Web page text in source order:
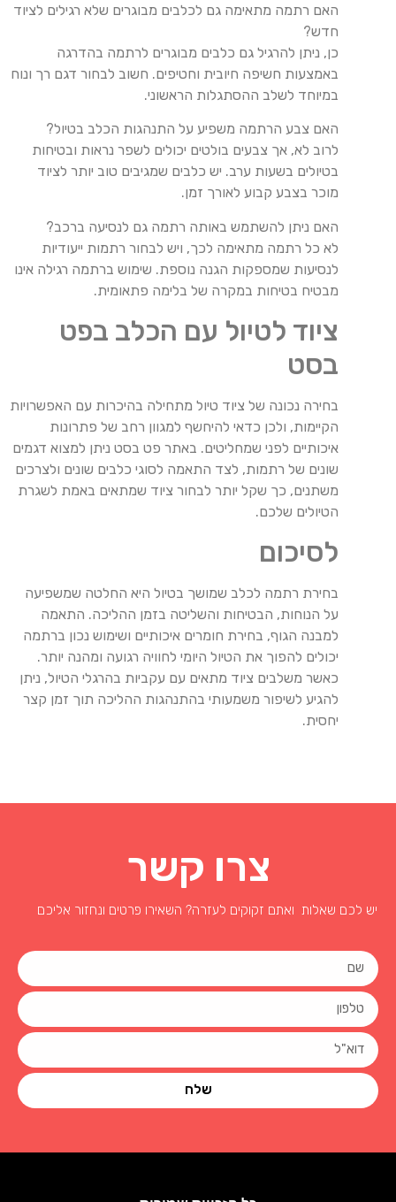
האם רתמה מתאימה גם לכלבים מבוגרים שלא רגילים לציוד
חדש?
כן, ניתן להרגיל גם כלבים מבוגרים לרתמה בהדרגה
באמצעות חשיפה חיובית וחטיפים. חשוב לבחור דגם רך ונוח
במיוחד לשלב ההסתגלות הראשוני.
האם צבע הרתמה משפיע על התנהגות הכלב בטיול?
לרוב לא, אך צבעים בולטים יכולים לשפר נראות ובטיחות
בטיולים בשעות ערב. יש כלבים שמגיבים טוב יותר לציוד
מוכר בצבע קבוע לאורך זמן.
האם ניתן להשתמש באותה רתמה גם לנסיעה ברכב?
לא כל רתמה מתאימה לכך, ויש לבחור רתמות ייעודיות
לנסיעות שמספקות הגנה נוספת. שימוש ברתמה רגילה אינו
מבטיח בטיחות במקרה של בלימה פתאומית.
ציוד לטיול עם הכלב בפט
בסט
בחירה נכונה של ציוד טיול מתחילה בהיכרות עם האפשרויות
הקיימות, ולכן כדאי להיחשף למגוון רחב של פתרונות
איכותיים לפני שמחליטים. באתר פט בסט ניתן למצוא דגמים
שונים של רתמות, לצד התאמה לסוגי כלבים שונים ולצרכים
משתנים, כך שקל יותר לבחור ציוד שמתאים באמת לשגרת
הטיולים שלכם.
לסיכום
בחירת רתמה לכלב שמושך בטיול היא החלטה שמשפיעה
על הנוחות, הבטיחות והשליטה בזמן ההליכה. התאמה
למבנה הגוף, בחירת חומרים איכותיים ושימוש נכון ברתמה
יכולים להפוך את הטיול היומי לחוויה רגועה ומהנה יותר.
כאשר משלבים ציוד מתאים עם עקביות בהרגלי הטיול, ניתן
להגיע לשיפור משמעותי בהתנהגות ההליכה תוך זמן קצר
יחסית.
צרו קשר
יש לכם שאלות ואתם זקוקים לעזרה? השאירו פרטים ונחזור אליכם
שלח